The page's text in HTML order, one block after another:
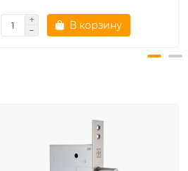
В корзину